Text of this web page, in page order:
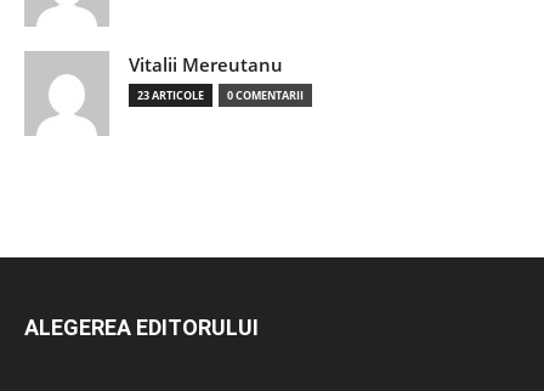
Vitalii Mereutanu
23 ARTICOLE 0 COMENTARII
ALEGEREA EDITORULUI